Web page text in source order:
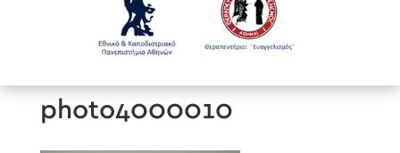
photo4000010